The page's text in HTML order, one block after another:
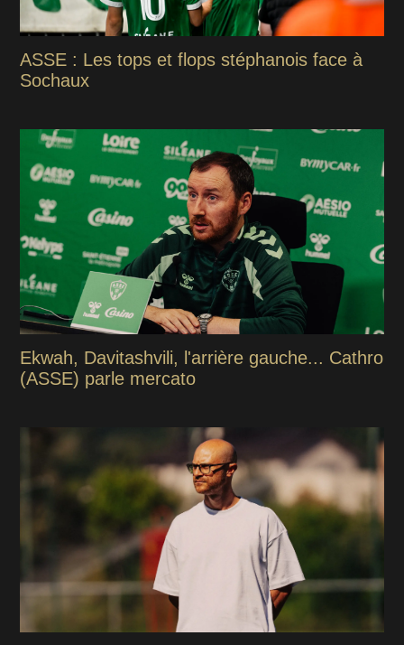
ASSE : Les tops et flops stéphanois face à
Sochaux
Ekwah, Davitashvili, l'arrière gauche... Cathro
(ASSE) parle mercato